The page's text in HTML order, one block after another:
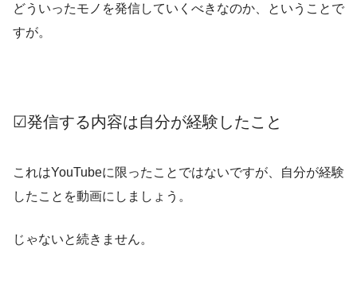
どういったモノを発信していくべきなのか、ということで
すが。
☑発信する内容は自分が経験したこと
これはYouTubeに限ったことではないですが、自分が経験
したことを動画にしましょう。
じゃないと続きません。